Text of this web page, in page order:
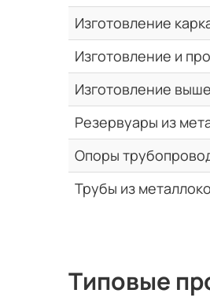
Изготовление
Изготовление и
Изготовление
Резервуары из
Опоры
Трубы из
Типовые